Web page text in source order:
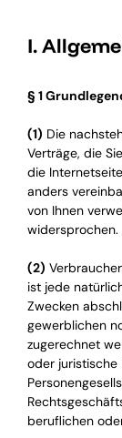
I.
§ 1
(1) Die
Verträge, die
die
anders
von Ihnen
widersprochen.
(2)
ist jede
Zwecken
gewerblichen
zugerechnet
oder juristische
beruflichen